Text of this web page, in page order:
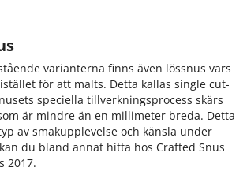
varianterna finns även lössnus vars
för att malts. Detta kallas single cut-
speciella tillverkningsprocess skärs
är mindre än en millimeter breda. Detta
av smakupplevelse och känsla under
du bland annat hitta hos Crafted Snus
2017.